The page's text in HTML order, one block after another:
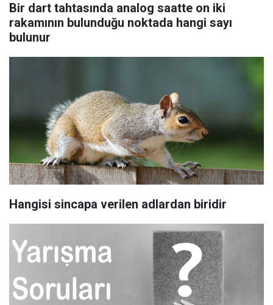
Bir dart tahtasında analog saatte on iki
rakamının bulunduğu noktada hangi sayı
bulunur
Hangisi sincapa verilen adlardan biridir